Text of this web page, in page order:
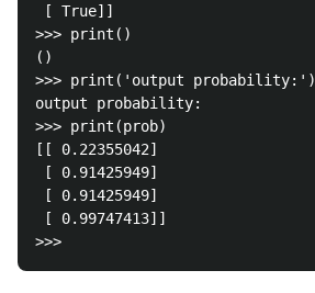
[ True]]
>>> print()
()
>>> print('output probability:')
output probability:
>>> print(prob)
[[ 0.22355042]
[ 0.91425949]
[ 0.91425949]
[ 0.99747413]]